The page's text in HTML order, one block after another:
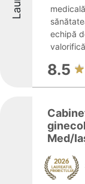
echipă
8.5
Med/